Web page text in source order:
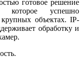
готовое решение
которое успешно
объектах. IP-
обработку и